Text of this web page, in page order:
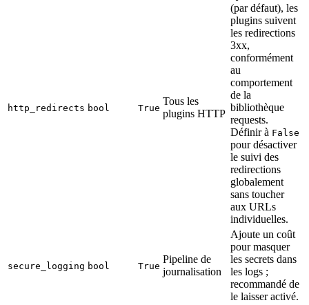
http_redirects bool True
Tous les
plugins HTTP
(par défaut), les
plugins suivent
les redirections
3xx,
conformément
au
comportement
de la
bibliothèque
requests.
Définir à False
pour désactiver
le suivi des
redirections
globalement
sans toucher
aux URLs
individuelles.
secure_logging bool True
Pipeline de
journalisation
Ajoute un coût
pour masquer
les secrets dans
les logs ;
recommandé de
le laisser activé.